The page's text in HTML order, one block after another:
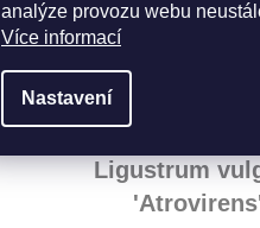
analýze provozu webu
Více informací
Nastavení
Ligustrum